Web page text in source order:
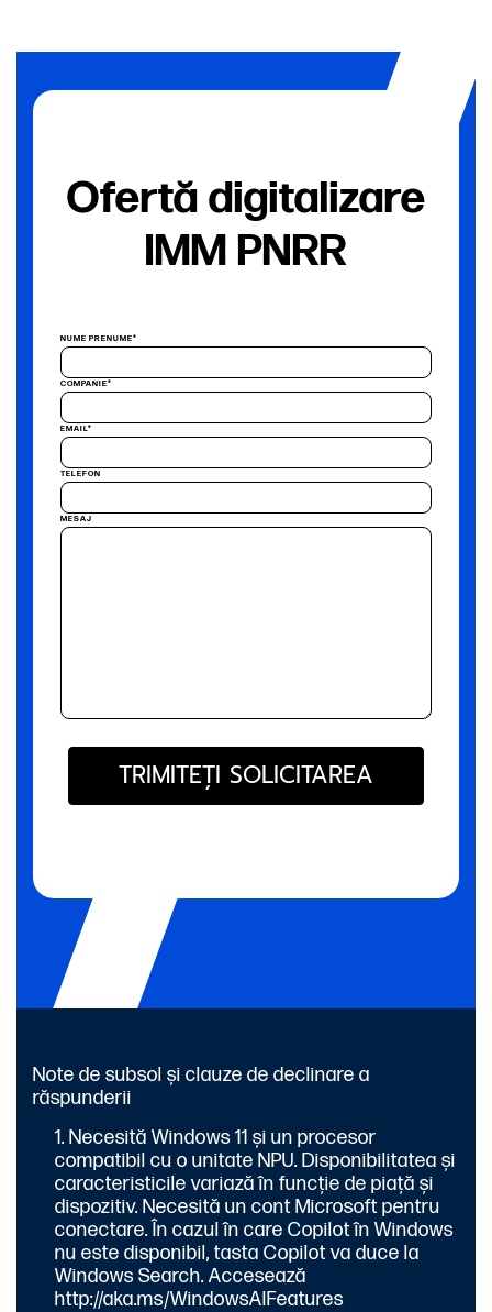
Ofertă digitalizare
IMM PNRR
NUME PRENUME*
COMPANIE*
EMAIL*
TELEFON
MESAJ
TRIMITEȚI SOLICITAREA
Note de subsol și clauze de declinare a
răspunderii
Necesită Windows 11 și un procesor
compatibil cu o unitate NPU. Disponibilitatea și
caracteristicile variază în funcție de piață și
dispozitiv. Necesită un cont Microsoft pentru
conectare. În cazul în care Copilot în Windows
nu este disponibil, tasta Copilot va duce la
Windows Search. Accesează
http://aka.ms/WindowsAIFeatures